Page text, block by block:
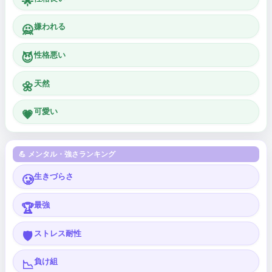
🙅嫌われる
😈性格悪い
🌼 天然
💗可愛い
💪 メンタル・強さランキング
🥲生きづらさ
🏆最強
🛡️ ストレス耐性
📉負け組